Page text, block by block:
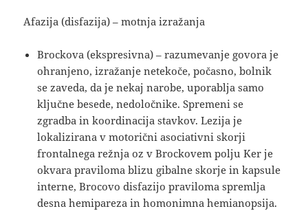
Afazija (disfazija) – motnja izražanja
Brockova (ekspresivna) – razumevanje govora je
ohranjeno, izražanje netekoče, počasno, bolnik
se zaveda, da je nekaj narobe, uporablja samo
ključne besede, nedoločnike. Spremeni se
zgradba in koordinacija stavkov. Lezija je
lokalizirana v motorični asociativni skorji
frontalnega režnja oz v Brockovem polju Ker je
okvara praviloma blizu gibalne skorje in kapsule
interne, Brocovo disfazijo praviloma spremlja
desna hemipareza in homonimna hemianopsija.